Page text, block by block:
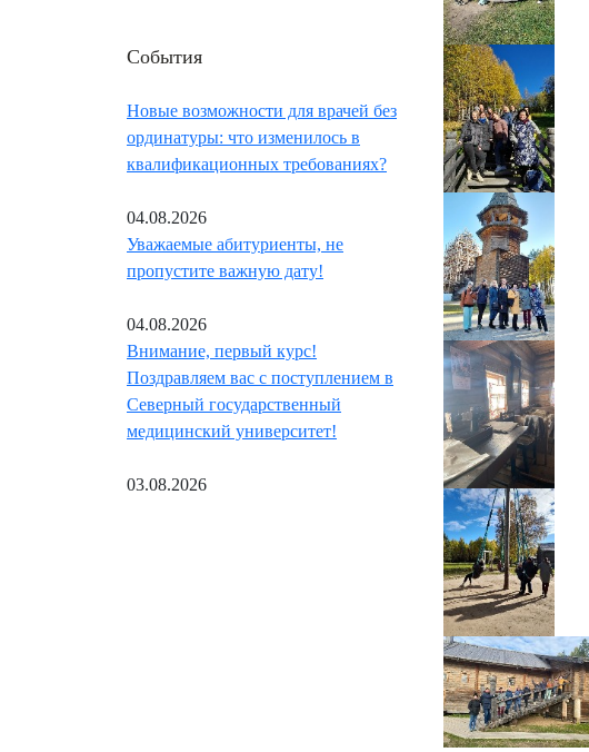
События
Новые возможности для врачей без
ординатуры: что изменилось в
квалификационных требованиях?
04.08.2026
Уважаемые абитуриенты, не
пропустите важную дату!
04.08.2026
Внимание, первый курс!
Поздравляем вас с поступлением в
Северный государственный
медицинский университет!
03.08.2026